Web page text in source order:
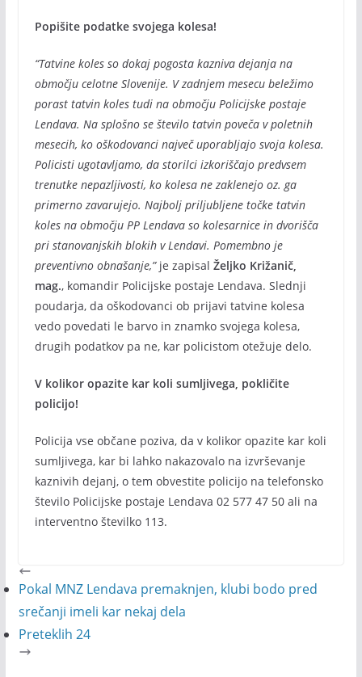
Popišite podatke svojega kolesa!
“Tatvine koles so dokaj pogosta kazniva dejanja na
območju celotne Slovenije. V zadnjem mesecu beležimo
porast tatvin koles tudi na območju Policijske postaje
Lendava. Na splošno se število tatvin poveča v poletnih
mesecih, ko oškodovanci največ uporabljajo svoja kolesa.
Policisti ugotavljamo, da storilci izkoriščajo predvsem
trenutke nepazljivosti, ko kolesa ne zaklenejo oz. ga
primerno zavarujejo. Najbolj priljubljene točke tatvin
koles na območju PP Lendava so kolesarnice in dvorišča
pri stanovanjskih blokih v Lendavi. Pomembno je
preventivno obnašanje,”je zapisal Željko Križanič,
mag., komandir Policijske postaje Lendava. Slednji
poudarja, da oškodovanci ob prijavi tatvine kolesa
vedo povedati le barvo in znamko svojega kolesa,
drugih podatkov pa ne, kar policistom otežuje delo.
V kolikor opazite kar koli sumljivega, pokličite
policijo!
Policija vse občane poziva, da v kolikor opazite kar koli
sumljivega, kar bi lahko nakazovalo na izvrševanje
kaznivih dejanj, o tem obvestite policijo na telefonsko
število Policijske postaje Lendava 02 577 47 50 ali na
interventno številko 113.
Pokal MNZ Lendava premaknjen, klubi bodo pred
srečanji imeli kar nekaj dela
Preteklih 24